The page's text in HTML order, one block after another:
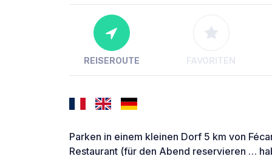
REISEROUTE FAVORITEN
Parken in einem kleinen Dorf 5 km von
Restaurant (für den Abend reservieren …